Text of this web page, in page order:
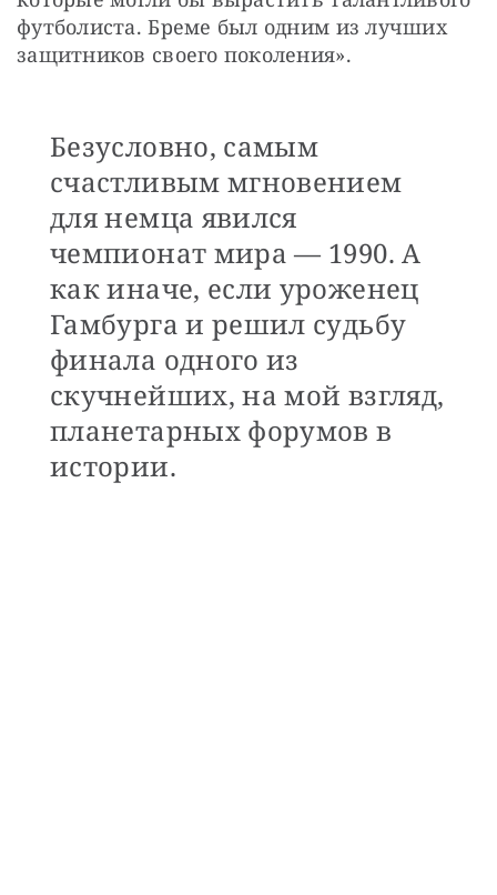
футболиста. Бреме был одним из лучших
защитников своего поколения».
Безусловно, самым
счастливым мгновением
для немца явился
чемпионат мира — 1990. А
как иначе, если уроженец
Гамбурга и решил судьбу
финала одного из
скучнейших, на мой взгляд,
планетарных форумов в
истории.